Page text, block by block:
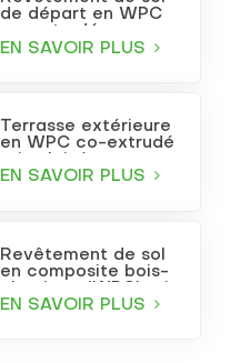
de départ en WPC
bordeaux
EN SAVOIR PLUS
Terrasse extérieure
en WPC co-extrudé
carrés
EN SAVOIR PLUS
Revêtement de sol
en composite bois-
foncé gaufré pour
EN SAVOIR PLUS